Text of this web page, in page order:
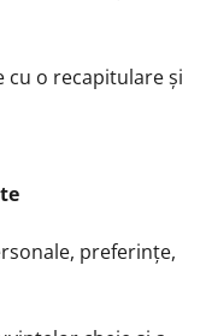
cu o recapitulare și
preferințe,